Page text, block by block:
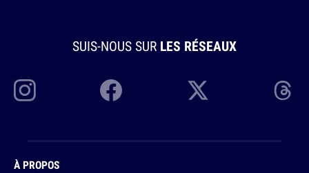
SUIS-NOUS SUR LES RÉSEAUX
À PROPOS